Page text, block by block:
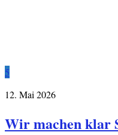
5
12. Mai 2026
Wir machen klar